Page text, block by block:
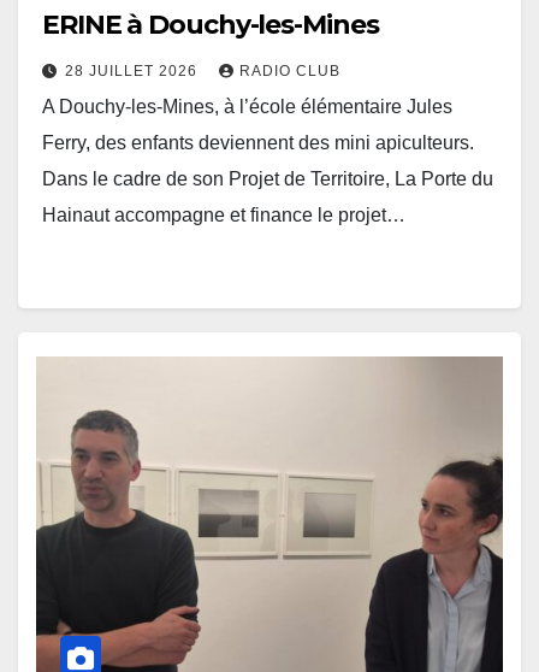
ERINE à Douchy-les-Mines
28 JUILLET 2026 RADIO CLUB
A Douchy-les-Mines, à l’école élémentaire Jules
Ferry, des enfants deviennent des mini apiculteurs.
Dans le cadre de son Projet de Territoire, La Porte du
Hainaut accompagne et finance le projet…